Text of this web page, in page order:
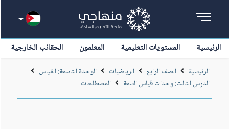
الرئيسية المستويات التعليمية المعلمون الحقائب الخارجية
الرئيسية الصف الرابع الرياضيات
الوحدة التاسعة: القياس
الدرس الثالث: وحدات قياس السعة
المصطلحات